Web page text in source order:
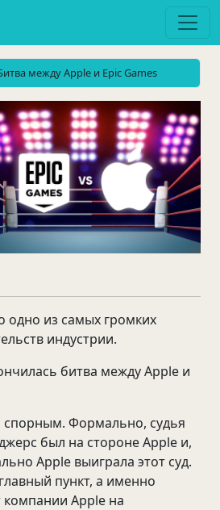
между Apple и Epic Games
одно из самых громких
индустрии.
битва между Apple и
спорным. Формально, судья
был на стороне Apple и,
Apple выиграла этот суд.
пункт, а именно
компании Apple на